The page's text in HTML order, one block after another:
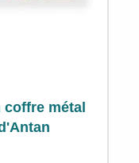
coffre métal